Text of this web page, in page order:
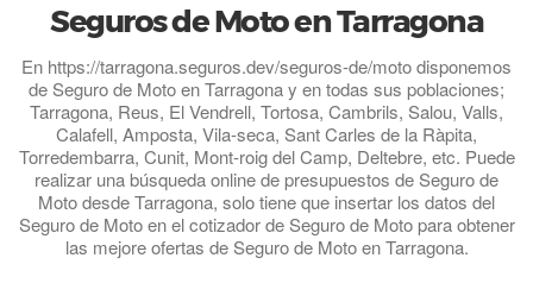
Seguros de Moto en Tarragona
En https://tarragona.seguros.dev/seguros-de/moto disponemos
de Seguro de Moto en Tarragona y en todas sus poblaciones;
Tarragona, Reus, El Vendrell, Tortosa, Cambrils, Salou, Valls,
Calafell, Amposta, Vila-seca, Sant Carles de la Ràpita,
Torredembarra, Cunit, Mont-roig del Camp, Deltebre, etc. Puede
realizar una búsqueda online de presupuestos de Seguro de
Moto desde Tarragona, solo tiene que insertar los datos del
Seguro de Moto en el cotizador de Seguro de Moto para obtener
las mejore ofertas de Seguro de Moto en Tarragona.